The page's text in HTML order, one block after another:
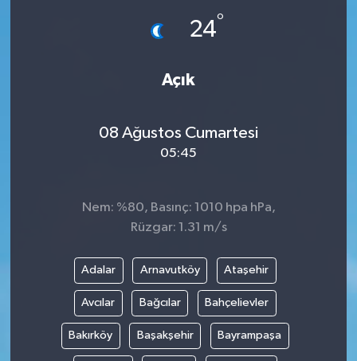
24°
Açık
08 Ağustos Cumartesi
05:45
Nem: %80, Basınç: 1010 hpa hPa,
Rüzgar: 1.31 m/s
Adalar Arnavutköy Ataşehir
Avcılar Bağcılar Bahçelievler
Bakırköy Başakşehir Bayrampaşa
KADIN-AİLE
YEREL YÖNETİM
MEDYA